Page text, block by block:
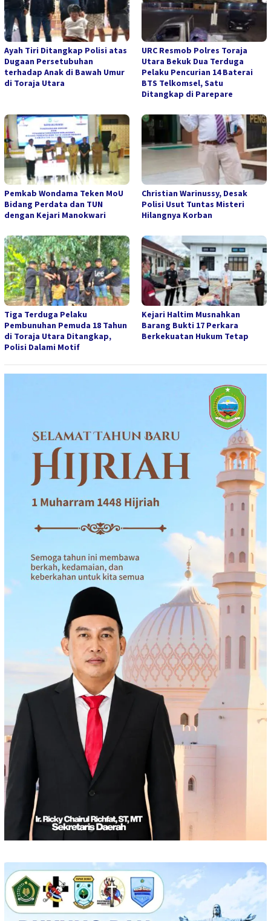
Ayah Tiri Ditangkap Polisi atas
Dugaan Persetubuhan
terhadap Anak di Bawah Umur
di Toraja Utara
URC Resmob Polres Toraja
Utara Bekuk Dua Terduga
Pelaku Pencurian 14 Baterai
BTS Telkomsel, Satu
Ditangkap di Parepare
Pemkab Wondama Teken MoU
Bidang Perdata dan TUN
dengan Kejari Manokwari
Christian Warinussy, Desak
Polisi Usut Tuntas Misteri
Hilangnya Korban
Tiga Terduga Pelaku
Pembunuhan Pemuda 18 Tahun
di Toraja Utara Ditangkap,
Polisi Dalami Motif
Kejari Haltim Musnahkan
Barang Bukti 17 Perkara
Berkekuatan Hukum Tetap